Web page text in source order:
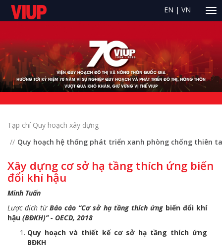
EN | VN
Tạp chí Quy hoạch xây dựng
Quy hoạch hệ thống phát triển xanh phòng chống thiên
Xây dựng cơ sở hạ tầng thích ứng biến
đổi khí hậu
Minh Tuấn
Lược dịch từBáo cáo “Cơ sở hạ tầng thích ứng biến đổi khí
hậu (BĐKH)” - OECD, 2018
Quy hoạch và thiết kế cơ sở hạ tầng thích ứng
BĐKH